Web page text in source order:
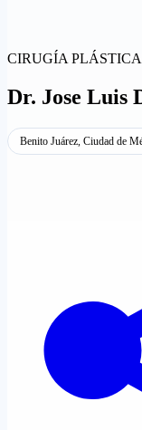
CIRUGÍA
Dr. Jose Luis
Benito Juárez, Ciudad de